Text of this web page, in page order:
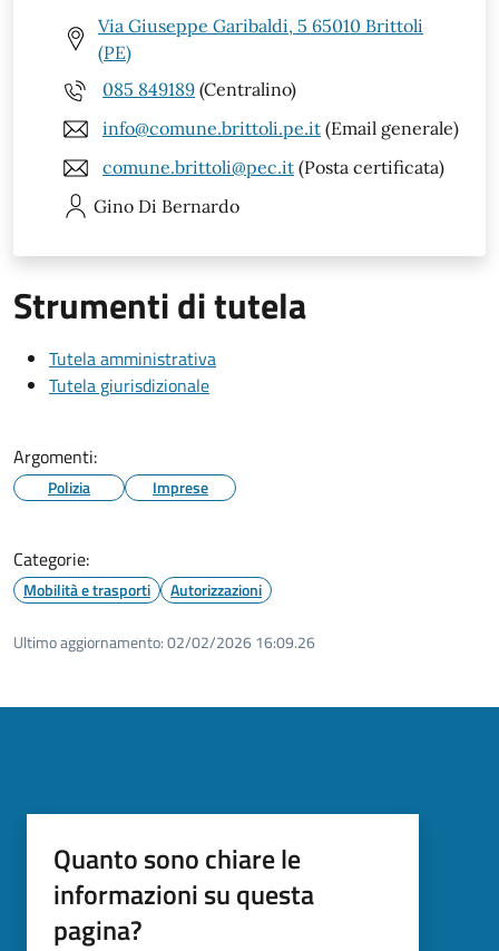
Via Giuseppe Garibaldi, 5 65010 Brittoli
(PE)
085 849189 (Centralino)
info@comune.brittoli.pe.it (Email generale)
comune.brittoli@pec.it (Posta certificata)
Gino Di Bernardo
Strumenti di tutela
Tutela amministrativa
Tutela giurisdizionale
Argomenti:
Polizia Imprese
Categorie:
Mobilità e trasporti Autorizzazioni
Ultimo aggiornamento:02/02/2026 16:09.26
Quanto sono chiare le
informazioni su questa
pagina?